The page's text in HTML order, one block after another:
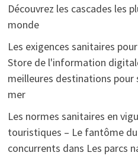
Découvrez les cascades les
monde
Les exigences sanitaires
Store de l'information
meilleures destinations pour
mer
Les normes sanitaires en
touristiques – Le fantôme
concurrents dans Les parcs